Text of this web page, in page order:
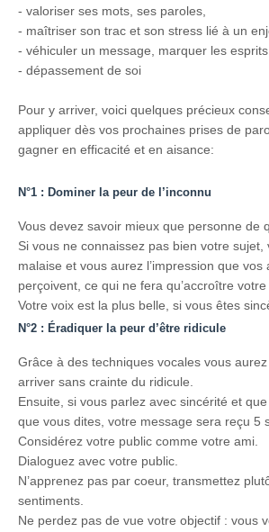
- valoriser ses mots, ses paroles,
- maîtriser son trac et son stress lié à un
- véhiculer un message, marquer les esprits,
- dépassement de soi
Pour y arriver, voici quelques précieux
appliquer dès vos prochaines prises de
gagner en efficacité et en aisance:
N°1 : Dominer la peur de l’inconnu
Vous devez savoir mieux que personne de
Si vous ne connaissez pas bien votre sujet,
malaise et vous aurez l’impression que vos
perçoivent, ce qui ne fera qu’accroître votre
Votre voix est la plus belle, si vous êtes
N°2 : Éradiquer la peur d’être ridicule
Grâce à des techniques vocales vous
arriver sans crainte du ridicule.
Ensuite, si vous parlez avec sincérité et
que vous dites, votre message sera reçu 5
Considérez votre public comme votre ami.
Dialoguez avec votre public.
N’apprenez pas par coeur, transmettez
sentiments.
Ne perdez pas de vue votre objectif : vous